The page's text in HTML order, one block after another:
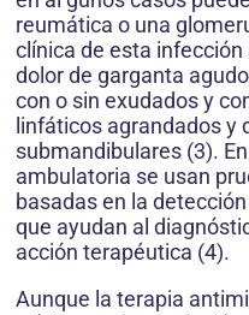
reumática o una
clínica de esta
dolor de garganta
con o sin exudados y
linfáticos agrandados y
submandibulares (3).
ambulatoria se usan
basadas en la
que ayudan al
acción terapéutica (4).
Aunque la terapia